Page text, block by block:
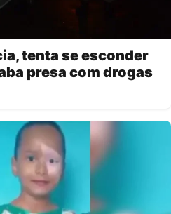
tenta se esconder
presa com drogas